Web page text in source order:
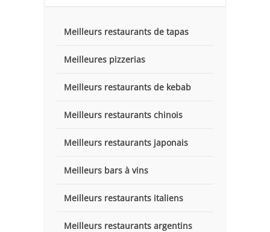
Meilleurs restaurants de tapas
Meilleures pizzerias
Meilleurs restaurants de kebab
Meilleurs restaurants chinois
Meilleurs restaurants japonais
Meilleurs bars à vins
Meilleurs restaurants italiens
Meilleurs restaurants argentins